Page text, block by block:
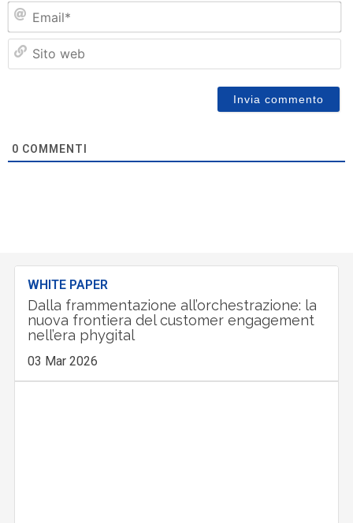
0 COMMENTI
WHITE PAPER
Dalla frammentazione all’orchestrazione: la
nuova frontiera del customer engagement
nell’era phygital
03 Mar 2026